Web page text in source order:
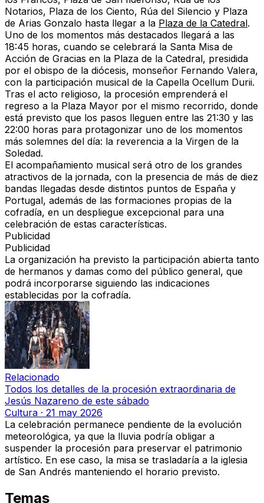
Notarios, Plaza de los Ciento, Rúa del Silencio y Plaza
de Arias Gonzalo hasta llegar a la Plaza de la Catedral.
Uno de los momentos más destacados llegará a las
18:45 horas, cuando se celebrará la Santa Misa de
Acción de Gracias en la Plaza de la Catedral, presidida
por el obispo de la diócesis, monseñor Fernando Valera,
con la participación musical de la Capella Ocellum Durii.
Tras el acto religioso, la procesión emprenderá el
regreso a la Plaza Mayor por el mismo recorrido, donde
está previsto que los pasos lleguen entre las 21:30 y las
22:00 horas para protagonizar uno de los momentos
más solemnes del día: la reverencia a la Virgen de la
Soledad.
El acompañamiento musical será otro de los grandes
atractivos de la jornada, con la presencia de más de diez
bandas llegadas desde distintos puntos de España y
Portugal, además de las formaciones propias de la
cofradía, en un despliegue excepcional para una
celebración de estas características.
Publicidad
Publicidad
La organización ha previsto la participación abierta tanto
de hermanos y damas como del público general, que
podrá incorporarse siguiendo las indicaciones
establecidas por la cofradía.
Relacionado
Todos los detalles de la procesión extraordinaria de
Jesús Nazareno de este sábado
Cultura · 21 may 2026
La celebración permanece pendiente de la evolución
meteorológica, ya que la lluvia podría obligar a
suspender la procesión para preservar el patrimonio
artístico. En ese caso, la misa se trasladaría a la iglesia
de San Andrés manteniendo el horario previsto.
Temas